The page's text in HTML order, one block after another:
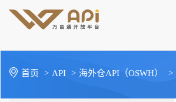
首页 > API > 海外仓API（OSWH） >